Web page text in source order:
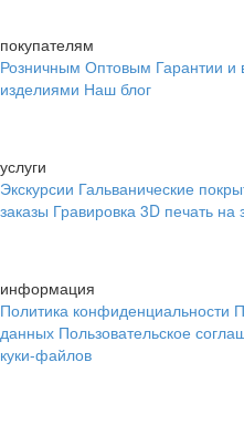
покупателям
Розничным Оптовым Гарантии и
изделиями Наш блог
услуги
Экскурсии Гальванические
заказы Гравировка 3D печать на
информация
Политика конфиденциальности
данных Пользовательское
куки-файлов